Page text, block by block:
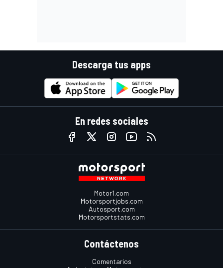
Descarga tus apps
En redes sociales
Motor1.com
Motorsportjobs.com
Autosport.com
Motorsportstats.com
Contáctenos
Comentarios